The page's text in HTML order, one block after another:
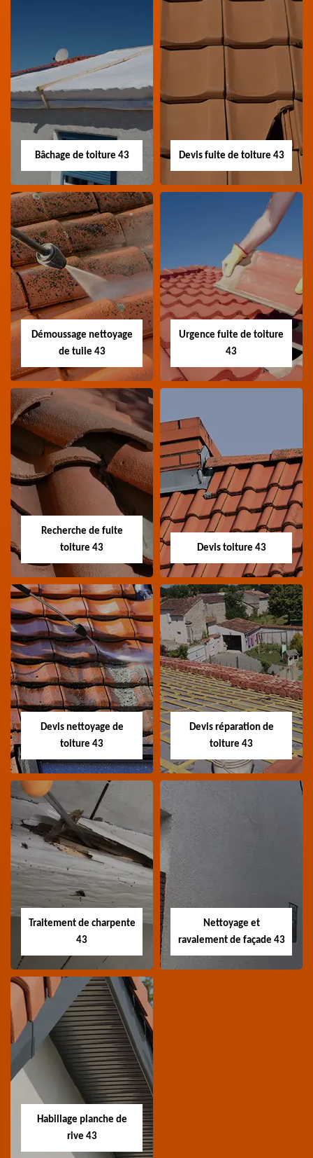
Nettoyage panneau
photovoltaïque 43
Professionnel en
nettoyage panneau
photovoltaïque 43
Devis pose de
gouttière 43
Devis pose de gouttière
43 Haute-Loire
Bâchage de toiture 43
Bâchage de toiture
43
Entreprise bâchage de
toiture 43 Haute-Loire
Devis fuite de toiture 43
Devis fuite de
toiture 43
Devis fuite de toiture 43
Haute-Loire
Démoussage nettoyage
de tuile 43
Démoussage
nettoyage de tuile
Spécialiste en
démoussage et
nettoyage de tuile 43
Haute-Loire
Urgence fuite de toiture
43
Urgence fuite de
toiture 43
Entreprise urgence
fuite de toiture 43
Haute-Loire
Recherche de fuite
toiture 43
Recherche de fuite
toiture 43
Entreprise recherche
fuite de toiture 43
Devis toiture 43
Devis toiture 43
Devis toiture 43 Haute-
Loire
Devis nettoyage de
toiture 43
Devis nettoyage de
toiture 43
Devis nettoyage de
toiture 43 Haute-Loire
Devis réparation de
toiture 43
toiture 43
Devis réparation de
toiture 43 Haute-Loire
Traitement de charpente
43
Traitement de
charpente 43
Spécialiste en
traitement de
Loire
Nettoyage et
ravalement de façade 43
Habillage planche de
rive 43